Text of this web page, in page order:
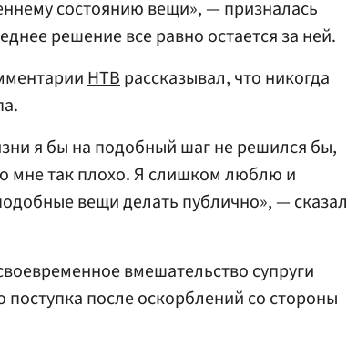
состоянию вещи», — призналась
решение все равно остается за ней.
НТВрассказывал, что никогда
я бы на подобный шаг не решился бы,
мне так плохо. Я слишком люблю и
вещи делать публично», — сказал
вмешательство супруги
после оскорблений со стороны